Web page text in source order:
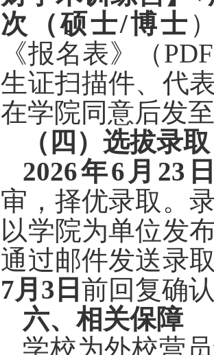
次（硕士/博士
《报名表》（
生证扫描件、代
在学院同意后发
（四）选拔录取
2026年6 月 23
审 ， 择优录取 。
以学院为单位发
通过邮件发送录
7月 3 日前回复确
六、相关保障
学校为外校营员